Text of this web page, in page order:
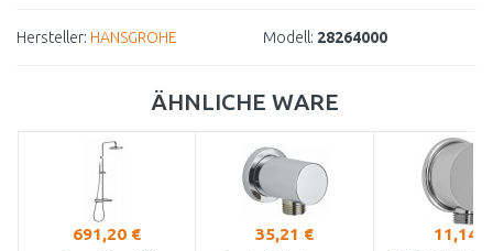
Hersteller: HANSGROHE Modell: 28264000
ÄHNLICHE WARE
691,20 € 35,21 € 11,14 €